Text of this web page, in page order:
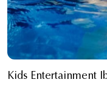
Kids Entertainment